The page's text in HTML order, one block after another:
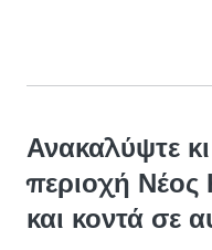
Ανακαλύψτε
περιοχή Νέος
και κοντά σε